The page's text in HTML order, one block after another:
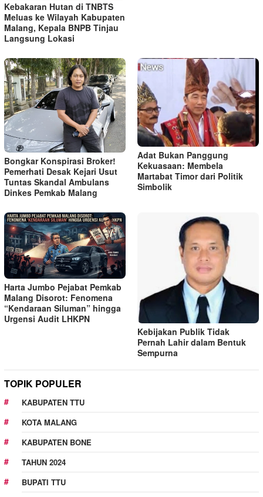
Kebakaran Hutan di TNBTS
Meluas ke Wilayah Kabupaten
Malang, Kepala BNPB Tinjau
Langsung Lokasi
Bongkar Konspirasi Broker!
Pemerhati Desak Kejari Usut
Tuntas Skandal Ambulans
Dinkes Pemkab Malang
Adat Bukan Panggung
Kekuasaan: Membela
Martabat Timor dari Politik
Simbolik
Harta Jumbo Pejabat Pemkab
Malang Disorot: Fenomena
“Kendaraan Siluman” hingga
Urgensi Audit LHKPN
Kebijakan Publik Tidak
Pernah Lahir dalam Bentuk
Sempurna
TOPIK POPULER
KABUPATEN TTU
KOTA MALANG
KABUPATEN BONE
TAHUN 2024
BUPATI TTU